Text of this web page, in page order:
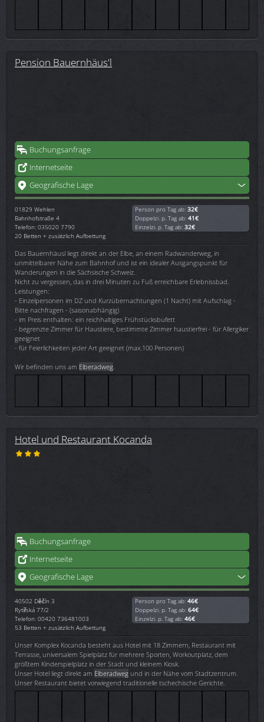
Pension Bauernhäus'l
Buchungsanfrage
Internetseite
Geografische Lage
01829 Wehlen
Bahnhofstraße 4
Telefon: 035020 7790
20 Betten + zusätzlich Aufbettung
Person pro Tag ab: 32€
Doppelzi. p. Tag ab: 41€
Einzelzi. p. Tag ab: 32€
Das Bauernhäusl liegt direkt an der Elbe, an einem Radwanderweg, in
unmittelbarer Nähe zum Bahnhof und ist ein idealer Ausgangspunkt für
Wanderungen in die Sächsische Schweiz.
Nicht zu vergessen, das in drei Minuten zu Fuß erreichbare Erlebnissbad.
Leistungen:
- Einzelpersonen im DZ und Kurzübernachtungen (1 Nacht) mit Aufschlag -
Bitte nachfragen - (saisonabhängig)
- im Preis enthalten: ein reichhaltiges Frühstücksbufett
- begrenzte Zimmer für Haustiere, bestimmte Zimmer haustierfrei - für Allergiker
geeignet
- für Feierlichkeiten jeder Art geeignet (max.100 Personen)
Wir befinden uns am Elberadweg
Hotel und Restaurant Kocanda
Buchungsanfrage
Internetseite
Geografische Lage
40502 Děčín 3
Rytířská 77/2
Telefon: 00420 736481003
53 Betten + zusätzlich Aufbettung
Person pro Tag ab: 46€
Doppelzi. p. Tag ab: 64€
Einzelzi. p. Tag ab: 46€
Unser Komplex Kocanda besteht aus Hotel mit 18 Zimmern, Restaurant mit
Terrasse, universalem Spielplatz für mehrere Sporten, Workoutplatz, dem
größtem Kinderspielplatz in der Stadt und kleinem Kiosk.
Unser Hotel liegt direkt am Elberadweg und in der Nähe vom Stadtzentrum.
Unser Restaurant bietet vorwiegend traditionelle tschechische Gerichte.